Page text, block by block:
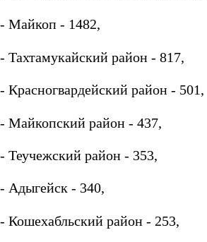
- Майкоп - 1482,
- Тахтамукайский район - 817,
- Красногвардейский район - 501,
- Майкопский район - 437,
- Теучежский район - 353,
- Адыгейск - 340,
- Кошехабльский район - 253,